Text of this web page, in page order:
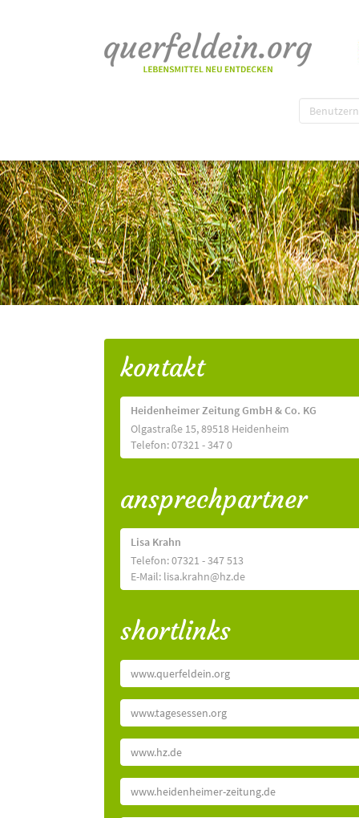
kontakt
Heidenheimer Zeitung GmbH & Co. KG
Olgastraße 15, 89518 Heidenheim
Telefon: 07321 - 347 0
ansprechpartner
Lisa Krahn
Telefon: 07321 - 347 513
E-Mail: lisa.krahn@hz.de
shortlinks
www.querfeldein.org
www.tagesessen.org
www.hz.de
www.heidenheimer-zeitung.de